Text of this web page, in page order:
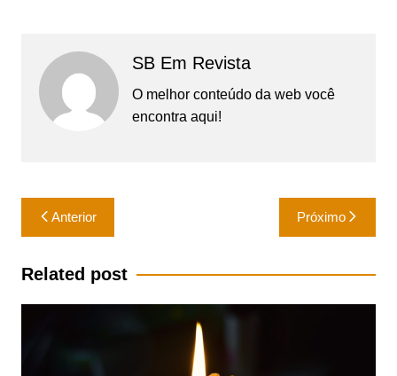
SB Em Revista
O melhor conteúdo da web você
encontra aqui!
Navegação
de
Post
Anterior Próximo
Related post